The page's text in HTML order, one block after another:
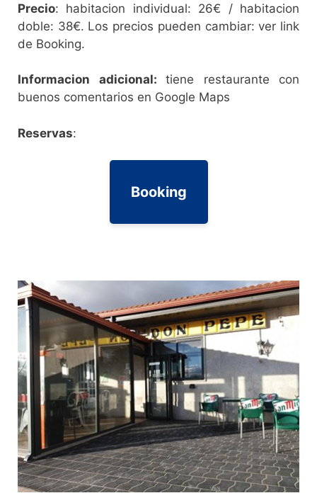
Precio: habitacion individual: 26€ / habitacion
doble: 38€. Los precios pueden cambiar: ver link
de Booking.
Informacion adicional: tiene restaurante con
buenos comentarios en Google Maps
Reservas:
Booking